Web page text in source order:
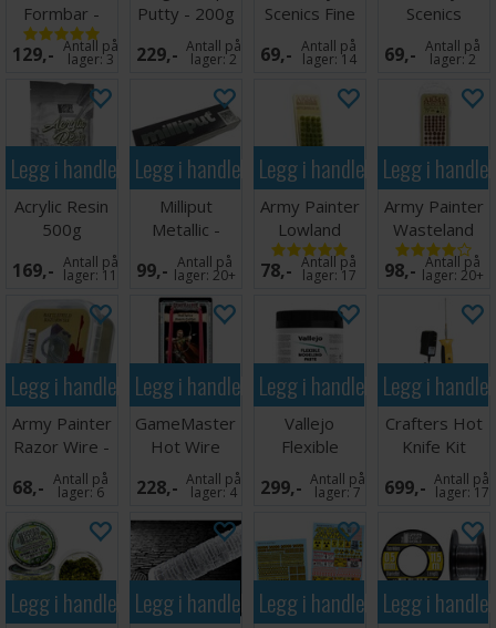
Formbar -
10x45cm
129,- Antall på
lager:3
Putty - 200g
229,- Antall på
lager:2
Scenics Fine
Basing Grit
69,- Antall på
lager: 14
Scenics
Barbed Wire
15mm (8m)
69,- Antall på
lager:2
Legg i handlekurven
Acrylic Resin
500g
169,- Antall på
lager: 11
Legg i handlekurven
Milliput
Metallic -
113g
99,- Antall på
lager:20+
Legg i handlekurven
Army Painter
Lowland
Shrubs
78,- Antall på
lager: 17
Legg i
Army Painter
Wasteland
Tuft
98,- Antall på
lager:20+
Legg i handlekurven
Army Painter
Razor Wire -
4 meter
68,- Antall på
lager:6
Legg i handlekurven
GameMaster
Hot Wire
Foam Cutter
228,- Antall på
lager:4
Legg i handlekurven
Vallejo
Flexible
Modelling
Paste 500ml
299,- Antall på
lager:7
Legg i
Crafters Hot
Knife Kit
699,- Antall på
lager: 17
Legg i handlekurvenLegg i handlekurvenLegg i handlekurven
Legg i